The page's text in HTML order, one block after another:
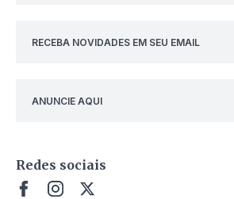
RECEBA NOVIDADES EM SEU EMAIL
ANUNCIE AQUI
Redes sociais